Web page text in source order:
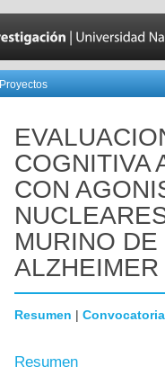
Proyectos
COGNITIVA
CON
MURINO
Resumen | Convocatoria
Resumen